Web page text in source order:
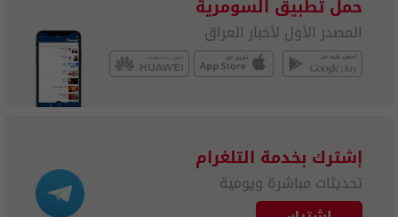
حمل تطبيق السومرية
المصدر الأول لأخبار العراق
إشترك بخدمة التلغرام
تحديثات مباشرة ويومية